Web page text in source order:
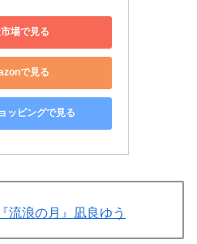
場で見る
で見る
ッピングで見る
『流浪の月』凪良ゆう